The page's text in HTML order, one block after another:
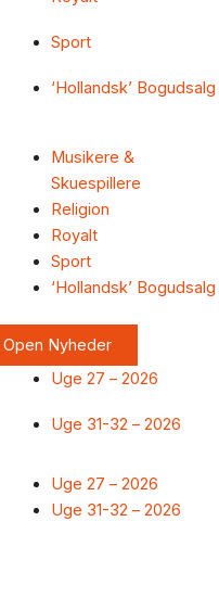
Sport
‘Hollandsk’ Bogudsalg
Musikere &
Skuespillere
Religion
Royalt
Sport
‘Hollandsk’ Bogudsalg
Open Nyheder
Uge 27 – 2026
Uge 31-32 – 2026
Uge 27 – 2026
Uge 31-32 – 2026